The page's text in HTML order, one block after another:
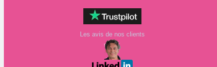
Les avis de nos clients